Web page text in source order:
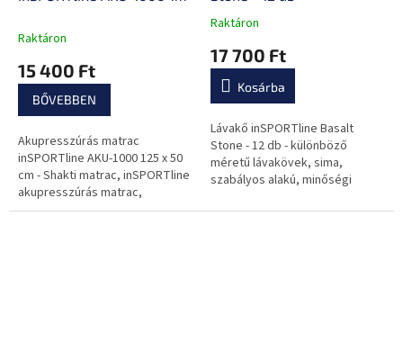
Raktáron
15 400 Ft
BŐVEBBEN
Akupresszúrás matrac
inSPORTline AKU-1000 125 x 50
cm - Shakti matrac, inSPORTline
akupresszúrás matrac,
modernebb, kényelmesebb
A
átlagos
értékelése
0,0
csillag.
Raktáron
17 700 Ft
Kosárba
Lávakő inSPORTline Basalt
Stone - 12 db - különböző
méretű lávakövek, sima,
szabályos alakú, minőségi
tárolható, jótékony hatással van